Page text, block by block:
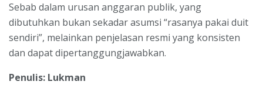
Sebab dalam urusan anggaran publik, yang
dibutuhkan bukan sekadar asumsi “rasanya pakai duit
sendiri”, melainkan penjelasan resmi yang konsisten
dan dapat dipertanggungjawabkan.
Penulis: Lukman